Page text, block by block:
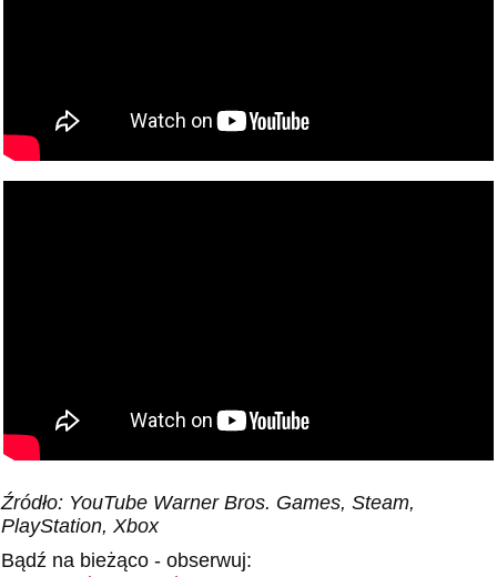
Źródło: YouTube Warner Bros. Games, Steam,
PlayStation, Xbox
Bądź na bieżąco - obserwuj: